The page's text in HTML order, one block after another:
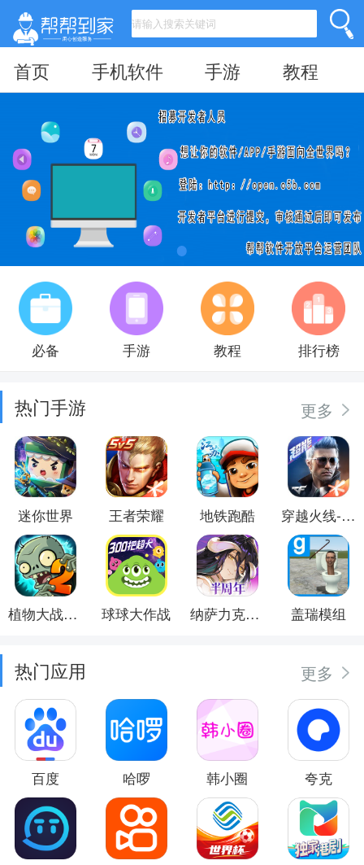
首页 手机软件 手游 教程
必备 手游 教程 排行榜
热门手游 更多
迷你世界 王者荣耀 地铁跑酷 穿越火线-枪战王者
植物大战僵尸2 球球大作战 纳萨力克之王 盖瑞模组
热门应用 更多
百度 哈啰 韩小圈 夸克